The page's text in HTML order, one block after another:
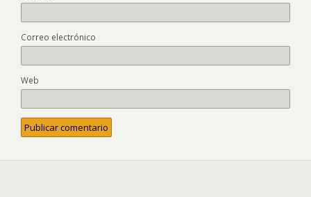
Correo electrónico
Web